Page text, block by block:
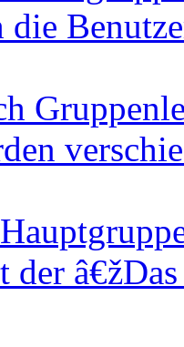
der